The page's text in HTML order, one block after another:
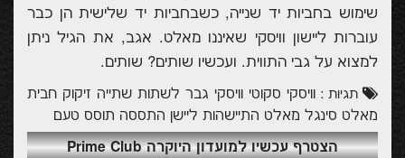
שימוש בחביות יד שנייה, כשבחביות יד שלישית הן כבר
עוברות ליישון וויסקי שאיננו מאלט. אגב, את הגיל ניתן
למצוא על גבי התווית. ועכשיו שותים? שותים.
תגיות :וויסקי סקוטי וויסקי גברלשתותשתייה זיקוק חבית
מאלט סינגל מאלט התיישהות ליישן התססה תוסס טעם
הצטרף עכשיו למועדון היוקרה Prime Club